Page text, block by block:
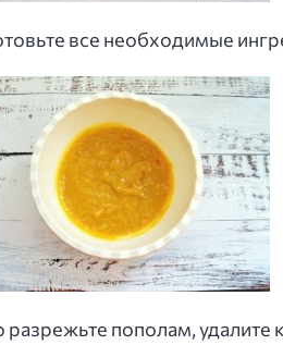
все необходимые
разрежьте пополам,